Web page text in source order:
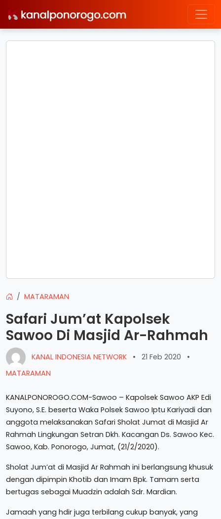
MATARAMAN
Safari Jum’at Kapolsek
Sawoo Di Masjid Ar-Rahmah
KANAL INDONESIA NETWORK • 21 Feb 2020
•
MATARAMAN
KANALPONOROGO.COM-Sawoo – Kapolsek Sawoo AKP Edi
Suyono, S.E. beserta Waka Polsek Sawoo Iptu Kariyadi dan
anggota melaksanakan Safari Sholat Jumat di Masjid Ar
Rahmah Lingkungan Setran Dkh. Kacangan Ds. Sawoo Kec.
Sawoo, Kab. Ponorogo, Jumat, (21/2/2020).
Sholat Jum’at di Masjid Ar Rahmah ini berlangsung khusuk
dengan dipimpin Khotib dan Imam Bpk. Tamam serta
bertugas sebagai Muadzin adalah Sdr. Mardian.
Jamaah yang hdir juga terbilang cukup banyak, yang